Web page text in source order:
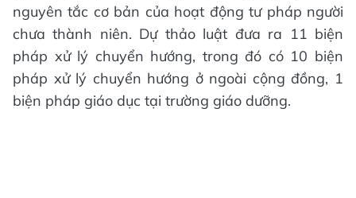
nguyên tắc cơ bản của hoạt động tư pháp người
chưa thành niên. Dự thảo luật đưa ra 11 biện
pháp xử lý chuyển hướng, trong đó có 10 biện
pháp xử lý chuyển hướng ở ngoài cộng đồng, 1
biện pháp giáo dục tại trường giáo dưỡng.